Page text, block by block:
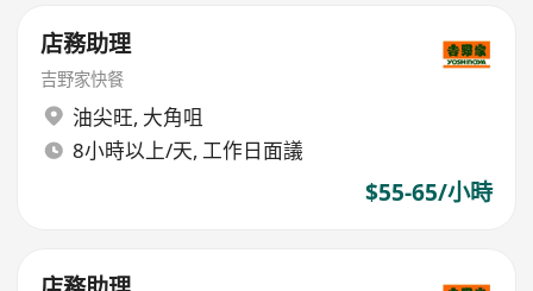
店務助理
吉野家快餐
油尖旺, 大角咀
8小時以上/天, 工作日面議
$55-65/小時